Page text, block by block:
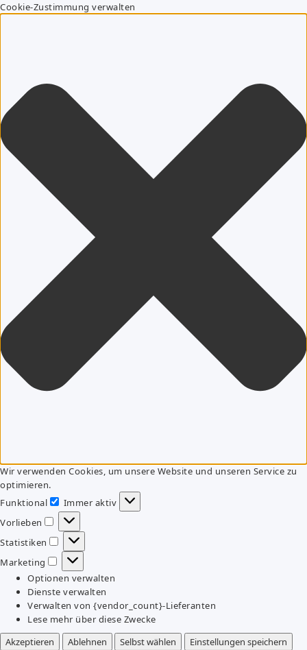
Cookie-Zustimmung verwalten
Wir verwenden Cookies, um unsere Website und unseren Service zu
optimieren.
Funktional
Funktional
Immer aktiv
Vorlieben
Vorlieben
Statistiken
Statistiken
Marketing
Marketing
Optionen verwalten
Dienste verwalten
Verwalten von {vendor_count}-Lieferanten
Lese mehr über diese Zwecke
Akzeptieren
Ablehnen Selbst wählen
Einstellungen speichern